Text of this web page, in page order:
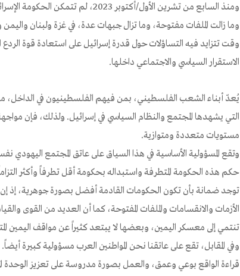
ومنذ السابع من تشرين الأول/أكتوبر
وما زالت الملفات مفتوحة، وما تزال جبهات عدة، في غزة ولبنان
وقت تتزايد فيه التساؤلات حول قدرة إسرائيل على استعادة قوة
الاستقرار السياسي والاجتماعي داخلها.
يُعدّ أبناء الشعب الفلسطيني، بمن فيهم الفلسطينيون في الداخل،
التي يشهدها المجتمع والنظام السياسي في إسرائيل. ولذلك، فإن
مستويات متعددة ومتوازية.
وتقع المسؤولية الأساسية في هذا السياق على عاتق المجتمع اليهودي
حكم هذه الحكومة المتطرفة واستبداله بحكومة أقل تطرفاً وأكثر
توجد ضمانة بأن تكون الحكومات القادمة أفضل بصورة جوهرية، إذ إن
الأزمات والانقسامات والملفات المفتوحة، كما أن العديد من القوى
تنتمي إلى معسكر اليمين، وبعضها لا يبتعد كثيراً عن مواقف اليمين
وفي المقابل، تقع على عاتقنا نحن المواطنين العرب مسؤولية كبيرة
قراءة الواقع بوعي وعمق، والعمل بصورة مدروسة على تعزيز الوحدة